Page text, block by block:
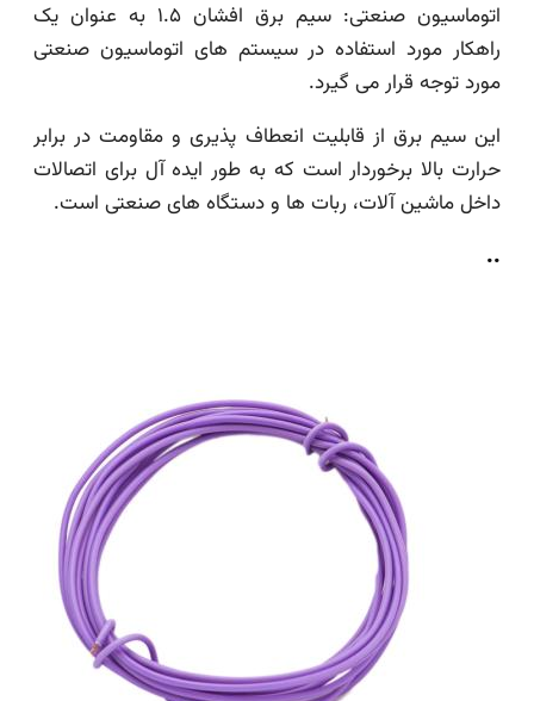
اتوماسیون صنعتی: سیم برق افشان ۱.۵ به عنوان یک
راهکار مورد استفاده در سیستم های اتوماسیون صنعتی
مورد توجه قرار می گیرد.
این سیم برق از قابلیت انعطاف پذیری و مقاومت در برابر
حرارت بالا برخوردار است که به طور ایده آل برای اتصالات
داخل ماشین آلات، ربات ها و دستگاه های صنعتی است.